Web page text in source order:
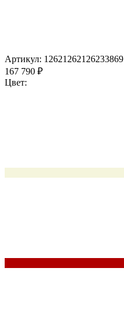
Артикул: 12621262126233869
167 790 ₽
Цвет: